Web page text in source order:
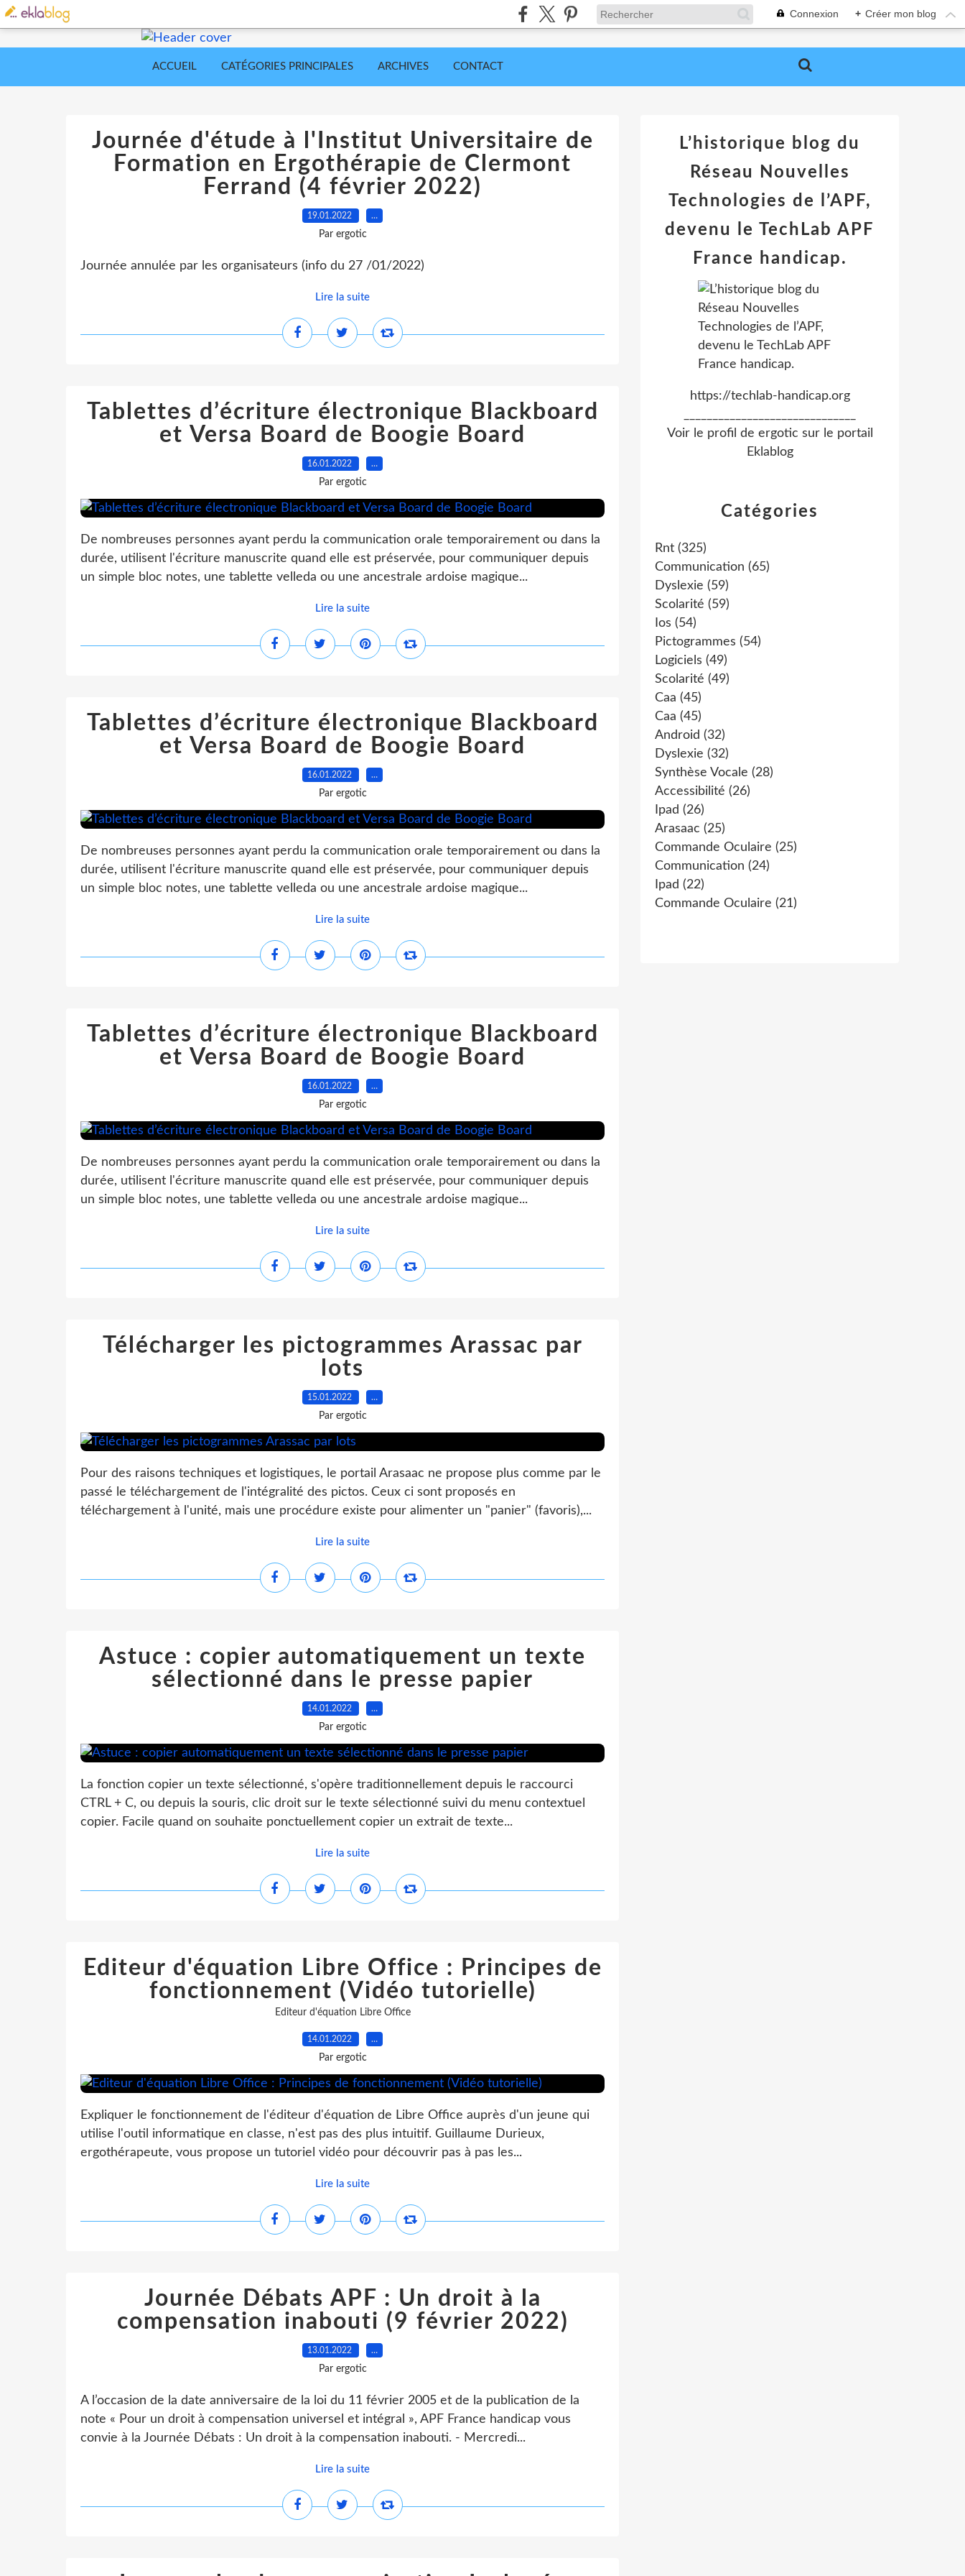
Connexion + Créer mon blog
ACCUEIL CATÉGORIES PRINCIPALES ARCHIVES CONTACT
Journée d'étude à l'Institut Universitaire de
Formation en Ergothérapie de Clermont
Ferrand (4 février 2022)
19.01.2022 …
Par ergotic
Journée annulée par les organisateurs (info du 27 /01/2022)
Lire la suite
Tablettes d’écriture électronique Blackboard
et Versa Board de Boogie Board
16.01.2022 …
Par ergotic
De nombreuses personnes ayant perdu la communication orale temporairement ou dans la
durée, utilisent l'écriture manuscrite quand elle est préservée, pour communiquer depuis
un simple bloc notes, une tablette velleda ou une ancestrale ardoise magique...
Lire la suite
Tablettes d’écriture électronique Blackboard
et Versa Board de Boogie Board
16.01.2022 …
Par ergotic
De nombreuses personnes ayant perdu la communication orale temporairement ou dans la
durée, utilisent l'écriture manuscrite quand elle est préservée, pour communiquer depuis
un simple bloc notes, une tablette velleda ou une ancestrale ardoise magique...
Lire la suite
Tablettes d’écriture électronique Blackboard
et Versa Board de Boogie Board
16.01.2022 …
Par ergotic
De nombreuses personnes ayant perdu la communication orale temporairement ou dans la
durée, utilisent l'écriture manuscrite quand elle est préservée, pour communiquer depuis
un simple bloc notes, une tablette velleda ou une ancestrale ardoise magique...
Lire la suite
Télécharger les pictogrammes Arassac par
lots
15.01.2022 …
Par ergotic
Pour des raisons techniques et logistiques, le portail Arasaac ne propose plus comme par le
passé le téléchargement de l'intégralité des pictos. Ceux ci sont proposés en
téléchargement à l'unité, mais une procédure existe pour alimenter un "panier" (favoris),...
Lire la suite
Astuce : copier automatiquement un texte
sélectionné dans le presse papier
14.01.2022 …
Par ergotic
La fonction copier un texte sélectionné, s'opère traditionnellement depuis le raccourci
CTRL + C, ou depuis la souris, clic droit sur le texte sélectionné suivi du menu contextuel
copier. Facile quand on souhaite ponctuellement copier un extrait de texte...
Lire la suite
Editeur d'équation Libre Office : Principes de
fonctionnement (Vidéo tutorielle)
Editeur d'équation Libre Office
14.01.2022 …
Par ergotic
Expliquer le fonctionnement de l'éditeur d'équation de Libre Office auprès d'un jeune qui
utilise l'outil informatique en classe, n'est pas des plus intuitif. Guillaume Durieux,
ergothérapeute, vous propose un tutoriel vidéo pour découvrir pas à pas les...
Lire la suite
Journée Débats APF : Un droit à la
compensation inabouti (9 février 2022)
13.01.2022 …
Par ergotic
A l’occasion de la date anniversaire de la loi du 11 février 2005 et de la publication de la
note « Pour un droit à compensation universel et intégral », APF France handicap vous
convie à la Journée Débats : Un droit à la compensation inabouti. - Mercredi...
Lire la suite
Catégories
Rnt (325)
Communication (65)
Dyslexie (59)
Scolarité (59)
Ios (54)
Pictogrammes (54)
Logiciels (49)
Scolarité (49)
Caa (45)
Caa (45)
Android (32)
Dyslexie (32)
Synthèse Vocale (28)
Accessibilité (26)
Ipad (26)
Arasaac (25)
Commande Oculaire (25)
Communication (24)
Ipad (22)
Commande Oculaire (21)
L’historique blog du
Réseau Nouvelles
Technologies de l’APF,
devenu le TechLab APF
France handicap.
https://techlab-handicap.org
Voir le profil de ergotic sur le portail
Eklablog